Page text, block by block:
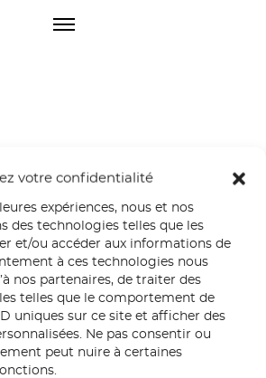
votre confidentialité
expériences, nous et nos
des technologies telles que les
et/ou accéder aux informations de
à ces technologies nous
nos partenaires, de traiter des
telles que le comportement de
uniques sur ce site et afficher des
Ne pas consentir ou
peut nuire à certaines
O